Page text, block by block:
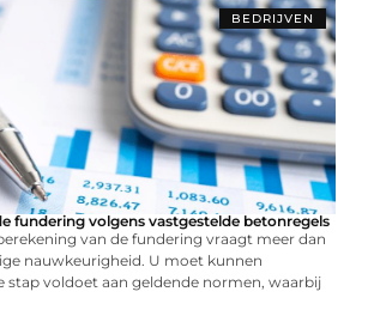
BEDRIJVEN
fundering volgens vastgestelde betonregels
van de fundering vraagt meer dan
nauwkeurigheid. U moet kunnen
stap voldoet aan geldende normen, waarbij